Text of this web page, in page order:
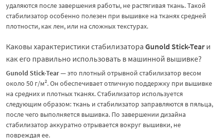
удаляются после завершения работы, не растягивая ткань. Такой
стабилизатор особенно полезен при вышивке на тканях средней
плотности, как лен, или на сложных текстурах.
Каковы характеристики стабилизатора Gunold Stick-Tear и
как его правильно использовать в машинной вышивке?
Gunold Stick-Tear— это плотный отрывной стабилизатор весом
около 50 г/м². Он обеспечивает отличную поддержку при вышивке
на средних и плотных тканях. Стабилизатор используется
следующим образом: ткань и стабилизатор заправляются в пяльца,
после чего выполняется вышивка. По завершении дизайна
стабилизатор аккуратно отрывается вокруг вышивки, не
повреждая ее.